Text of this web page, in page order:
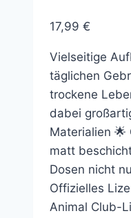
17,99 €
Vielseitige
täglichen
trockene
dabei
Materialien
matt
Dosen nicht
Offizielles
Animal Club-